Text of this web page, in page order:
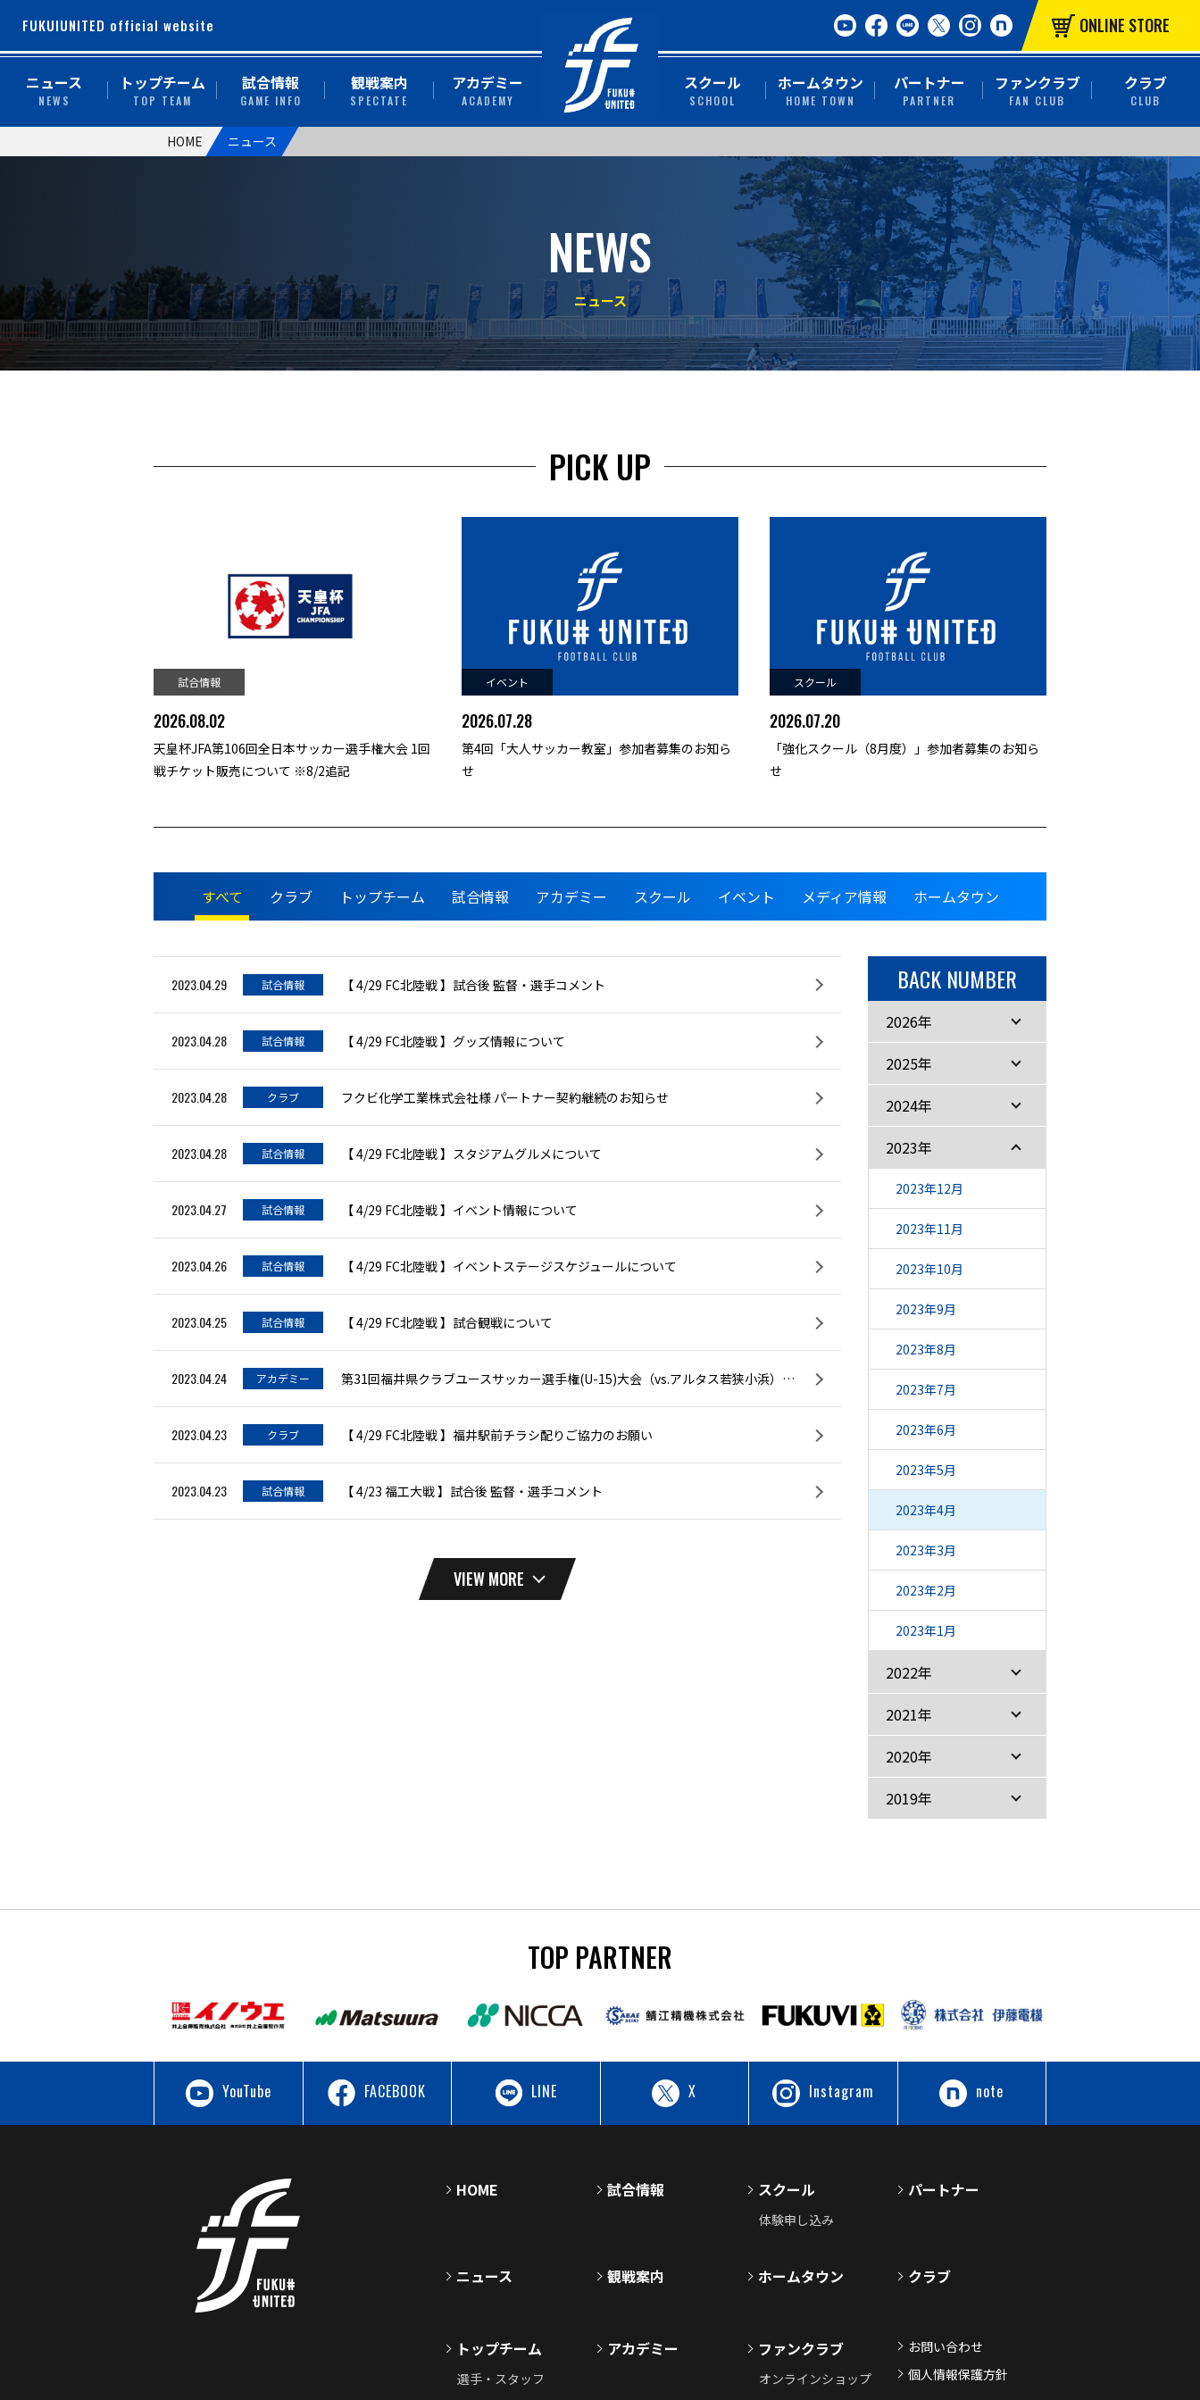
ONLINE STORE
FUKUIUNITED official website
ニュース
NEWS
トップチーム
TOP TEAM
試合情報
GAME INFO
観戦案内
SPECTATE
アカデミー
ACADEMY
スクール
SCHOOL
ホームタウン
HOME TOWN
パートナー
PARTNER
ファンクラブ
FAN CLUB
クラブ
CLUB
HOME ニュース
NEWS
ニュース
PICK UP
試合情報
2026.08.02
天皇杯JFA第106回全日本サッカー選手権大会 1回
戦チケット販売について ※8/2追記
イベント
2026.07.28
第4回「大人サッカー教室」参加者募集のお知ら
せ
スクール
2026.07.20
「強化スクール（8月度）」参加者募集のお知ら
せ
すべて クラブ トップチーム 試合情報 アカデミー スクール イベント メディア情報 ホームタウン
BACK NUMBER
2026年
2025年
2024年
2023年
2023年12月
2023年11月
2023年10月
2023年9月
2023年8月
2023年7月
2023年6月
2023年5月
2023年4月
2023年3月
2023年2月
2023年1月
2022年
2021年
2020年
2019年
2023.04.29 試合情報 【 4/29 FC北陸戦 】試合後 監督・選手コメント
2023.04.28 試合情報 【 4/29 FC北陸戦 】グッズ情報について
2023.04.28 クラブ フクビ化学工業株式会社様 パートナー契約継続のお知らせ
2023.04.28 試合情報 【 4/29 FC北陸戦 】スタジアムグルメについて
2023.04.27 試合情報 【 4/29 FC北陸戦 】イベント情報について
2023.04.26 試合情報 【 4/29 FC北陸戦 】イベントステージスケジュールについて
2023.04.25 試合情報 【 4/29 FC北陸戦 】試合観戦について
2023.04.24 アカデミー 第31回福井県クラブユースサッカー選手権(U-15)大会（vs.アルタス若狭小浜） 試合結果について
2023.04.23 クラブ 【 4/29 FC北陸戦 】福井駅前チラシ配りご協力のお願い
2023.04.23 試合情報 【 4/23 福工大戦 】試合後 監督・選手コメント
VIEW MORE
TOP PARTNER
YouTube FACEBOOK LINE X Instagram note
HOME
ニュース
トップチーム
選手・スタッフ
試合情報
観戦案内
アカデミー
スクール
体験申し込み
ホームタウン
ファンクラブ
オンラインショップ
パートナー
クラブ
お問い合わせ
個人情報保護方針